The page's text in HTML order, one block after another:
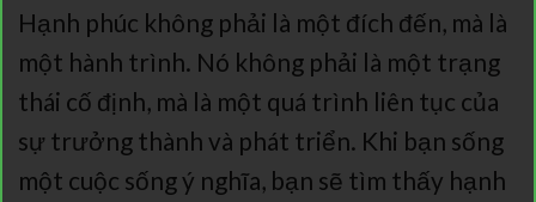
Hạnh phúc không phải là một đích đến, mà là
một hành trình. Nó không phải là một trạng
thái cố định, mà là một quá trình liên tục của
sự trưởng thành và phát triển. Khi bạn sống
một cuộc sống ý nghĩa, bạn sẽ tìm thấy hạnh